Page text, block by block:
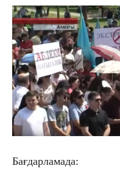
Бағдарламада: